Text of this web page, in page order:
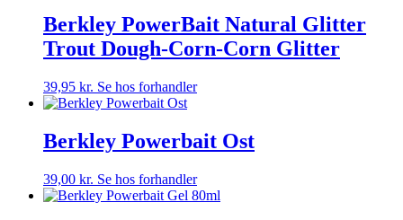
Berkley PowerBait Natural Glitter
Trout Dough-Corn-Corn Glitter
39,95 kr. Se hos forhandler
Berkley Powerbait Ost
39,00 kr. Se hos forhandler